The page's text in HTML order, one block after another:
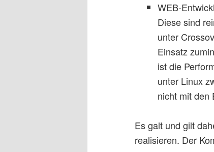
WEB-
Diese sind
unter
Einsatz
ist die
unter Linux
nicht mit den
Es galt und gilt
realisieren. Der